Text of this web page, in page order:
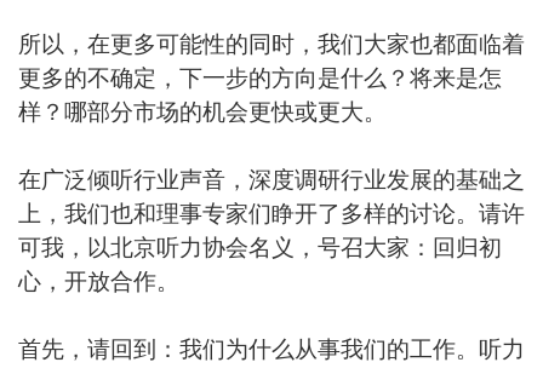
所以，在更多可能性的同时，我们大家也都面临着
更多的不确定，下一步的方向是什么？将来是怎
样？哪部分市场的机会更快或更大。
在广泛倾听行业声音，深度调研行业发展的基础之
上，我们也和理事专家们睁开了多样的讨论。请许
可我，以北京听力协会名义，号召大家：回归初
心，开放合作。
首先，请回到：我们为什么从事我们的工作。听力